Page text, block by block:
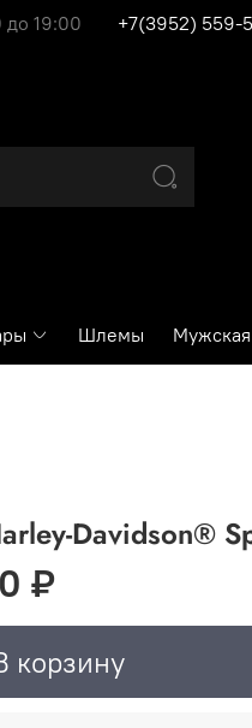
до 19:00 +7(3952) 559-
Шлемы
Davidson®
₽
корзину